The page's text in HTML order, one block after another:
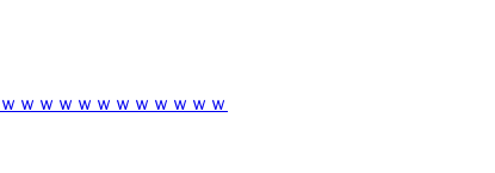
ｗｗｗｗｗｗｗｗｗｗｗ